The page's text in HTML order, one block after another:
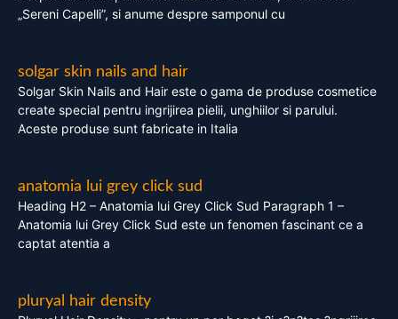
„Sereni Capelli”, si anume despre samponul cu
solgar skin nails and hair
Solgar Skin Nails and Hair este o gama de produse cosmetice
create special pentru ingrijirea pielii, unghiilor si parului.
Aceste produse sunt fabricate in Italia
anatomia lui grey click sud
Heading H2 – Anatomia lui Grey Click Sud Paragraph 1 –
Anatomia lui Grey Click Sud este un fenomen fascinant ce a
captat atentia a
pluryal hair density